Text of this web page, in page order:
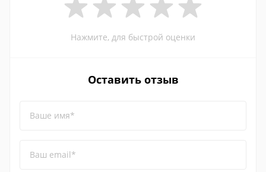
Нажмите, для быстрой оценки
Оставить отзыв
Ваше имя*
Ваш email*